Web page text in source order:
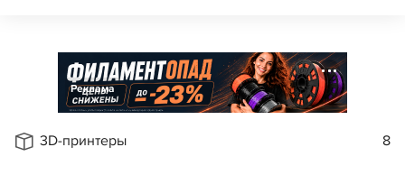
Реклама
3D-принтеры 8